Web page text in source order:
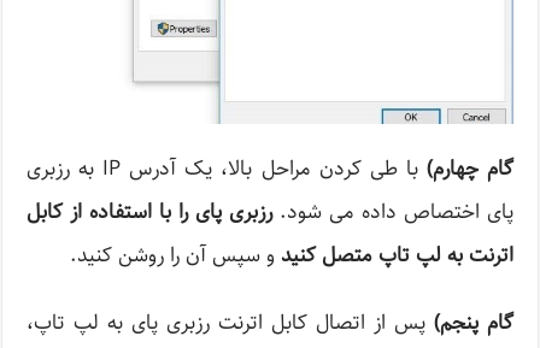
گام چهارم)
با طی کردن مراحل بالا، یک آدرس IP به رزبری
پای اختصاص داده می شود.رزبری پای را با استفاده از کابل
اترنت به لپ تاپ متصل کنید و سپس آن را روشن کنید.
گام پنجم) پس از اتصال کابل اترنت رزبری پای به لپ تاپ،